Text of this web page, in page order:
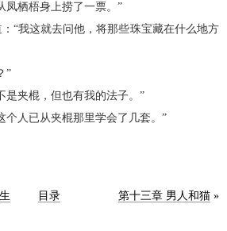
栖梧身上捞了一票。”
我这就去问他，将那些珠宝藏在什么地方
”
夹棍，但也有我的法子。”
人已从夹棍那里学会了几套。”
目录 第十三章 男人和猫»